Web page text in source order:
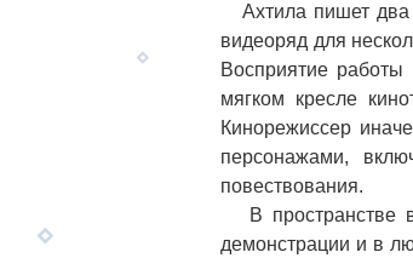
Ахтила пишет два
видеоряд для
Восприятие
мягком кресле
Кинорежиссер
персонажами,
повествования.
В пространстве
демонстрации и в